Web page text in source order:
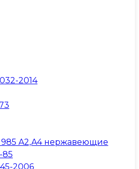
2014
985 A2,A4 нержавеющие
85
2006